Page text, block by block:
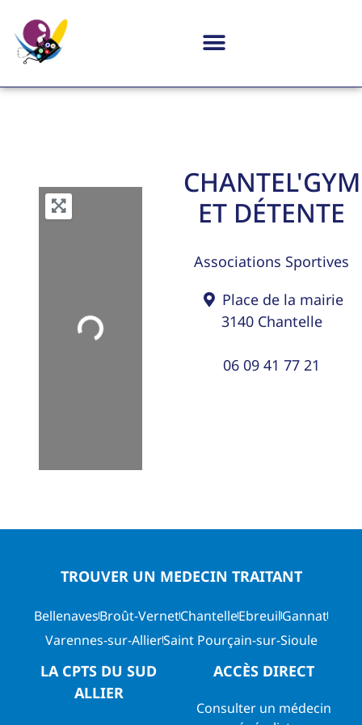
Loading...
CHANTEL'GYM
ET DÉTENTE
Associations Sportives
Place de la mairie
3140 Chantelle
06 09 41 77 21
TROUVER UN MEDECIN TRAITANT
BellenavesBroût-VernetChantelleEbreuilGannat
Varennes-sur-AllierSaint Pourçain-sur-Sioule
LA CPTS DU SUD
ALLIER
ACCÈS DIRECT
Consulter un médecin